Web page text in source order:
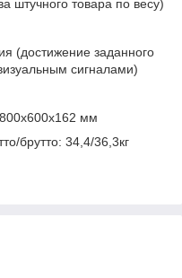
штучного товара по весу)
(достижение заданного
сигналами)
мм
брутто: 34,4/36,3кг